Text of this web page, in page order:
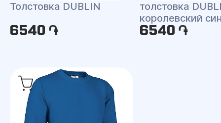
Толстовка DUBLIN
6540 ֏
толстовка
королевский
6540 ֏